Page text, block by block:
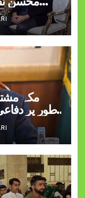
مکہ
طور پر